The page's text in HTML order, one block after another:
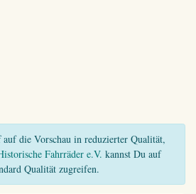
die Vorschau in reduzierter Qualität,
Fahrräder e.V. kannst Du auf
Qualität zugreifen.